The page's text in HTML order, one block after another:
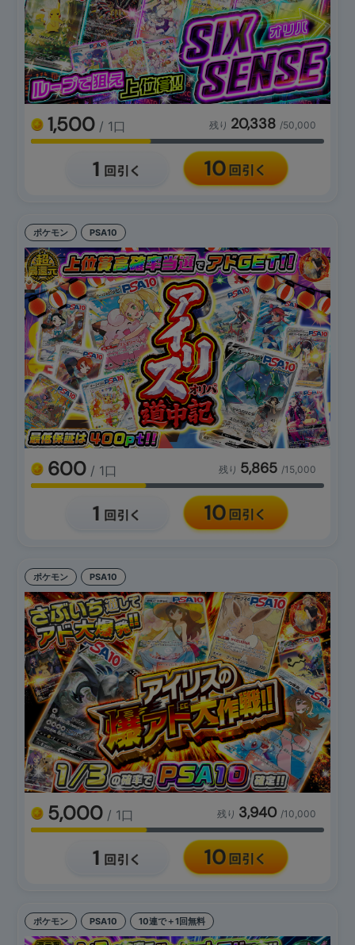
1,500 / 1口 残り 20,338 /50,000
ポケモン PSA10
600 / 1口 残り 5,865 /15,000
ポケモン PSA10
5,000 / 1口 残り 3,940 /10,000
ポケモン PSA10 10連で＋1回無料